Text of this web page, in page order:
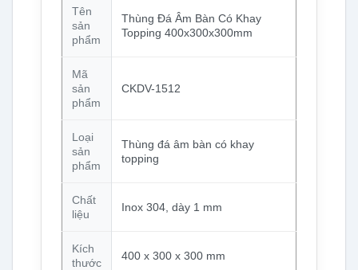
Tên
sản
phẩm
Thùng Đá Âm Bàn Có Khay
Topping 400x300x300mm
Mã
sản
phẩm
CKDV-1512
Loại
sản
phẩm
Thùng đá âm bàn có khay
topping
Chất
liệu
Inox 304, dày 1 mm
Kích
thước
400 x 300 x 300 mm